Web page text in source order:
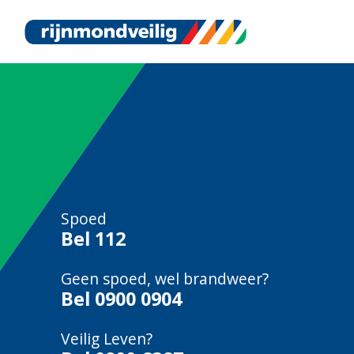
Spoed
Bel 112
Geen spoed, wel brandweer?
Bel 0900 0904
Veilig Leven?